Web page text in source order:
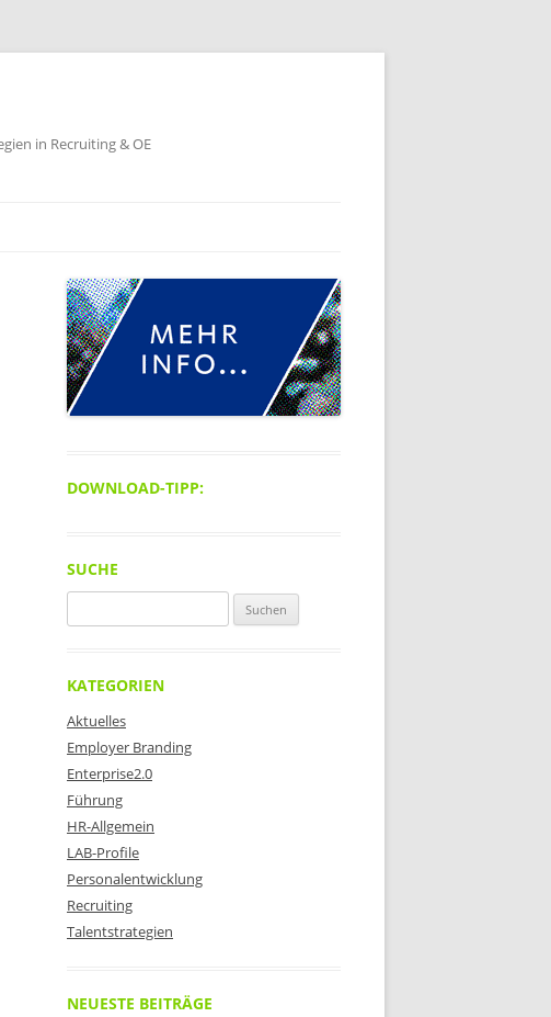
in Recruiting & OE
DOWNLOAD-TIPP:
SUCHE
nach:
KATEGORIEN
Aktuelles
Employer Branding
Enterprise2.0
Führung
HR-Allgemein
LAB-Profile
Personalentwicklung
Recruiting
Talentstrategien
NEUESTE BEITRÄGE